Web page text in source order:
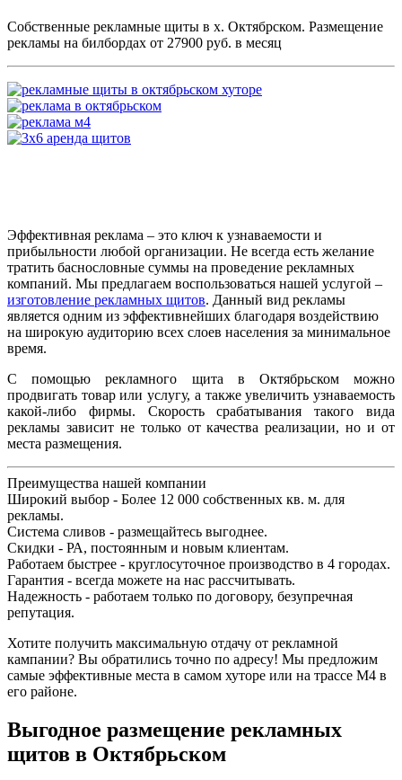
Собственные рекламные щиты в х. Октябрском. Размещение
рекламы на билбордах от 27900 руб. в месяц
Эффективная реклама – это ключ к узнаваемости и
прибыльности любой организации. Не всегда есть желание
тратить баснословные суммы на проведение рекламных
компаний. Мы предлагаем воспользоваться нашей услугой –
изготовление рекламных щитов. Данный вид рекламы
является одним из эффективнейших благодаря воздействию
на широкую аудиторию всех слоев населения за минимальное
время.
С помощью рекламного щита в Октябрьском можно
продвигать товар или услугу, а также увеличить узнаваемость
какой-либо фирмы. Скорость срабатывания такого вида
рекламы зависит не только от качества реализации, но и от
места размещения.
Преимущества нашей компании
Широкий выбор - Более 12 000 собственных кв. м. для
рекламы.
Система сливов - размещайтесь выгоднее.
Скидки - РА, постоянным и новым клиентам.
Работаем быстрее - круглосуточное производство в 4 городах.
Гарантия - всегда можете на нас рассчитывать.
Надежность - работаем только по договору, безупречная
репутация.
Хотите получить максимальную отдачу от рекламной
кампании? Вы обратились точно по адресу! Мы предложим
самые эффективные места в самом хуторе или на трассе М4 в
его районе.
Выгодное размещение рекламных
щитов в Октябрьском